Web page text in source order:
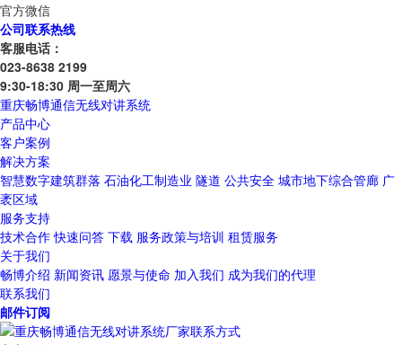
官方微信
公司联系热线
客服电话：
023-8638 2199
9:30-18:30 周一至周六
重庆畅博通信无线对讲系统
产品中心
客户案例
解决方案
智慧数字建筑群落 石油化工制造业 隧道 公共安全 城市地下综合管廊 广
袤区域
服务支持
技术合作 快速问答 下载 服务政策与培训 租赁服务
关于我们
畅博介绍 新闻资讯 愿景与使命 加入我们 成为我们的代理
联系我们
邮件订阅